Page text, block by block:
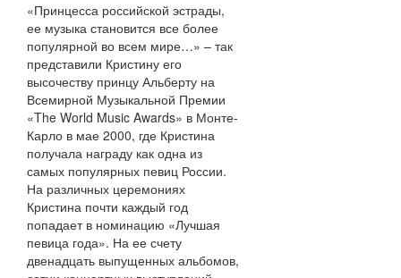
«Принцесса российской эстрады,
ее музыка становится все более
популярной во всем мире…» – так
представили Кристину его
высочеству принцу Альберту на
Всемирной Музыкальной Премии
«The World Music Awards» в Монте-
Карло в мае 2000, где Кристина
получала награду как одна из
самых популярных певиц России.
На различных церемониях
Кристина почти каждый год
попадает в номинацию «Лучшая
певица года». На ее счету
двенадцать выпущенных альбомов,